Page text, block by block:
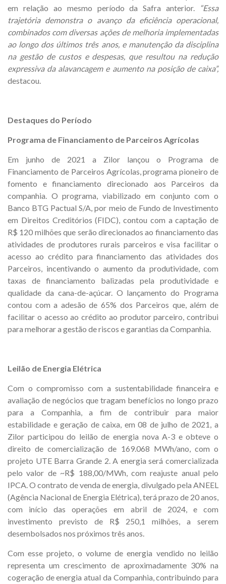
em relação ao mesmo período da Safra anterior.
“Essa
trajetória demonstra o avanço da eficiência operacional,
combinados com diversas ações de melhoria implementadas
ao longo dos últimos três anos, e manutenção da disciplina
na gestão de custos e despesas, que resultou na redução
expressiva da alavancagem e aumento na posição de caixa”,
destacou.
Destaques do Período
Programa de Financiamento de Parceiros Agrícolas
Em junho de 2021 a Zilor lançou o Programa de
Financiamento de Parceiros Agrícolas, programa pioneiro de
fomento e financiamento direcionado aos Parceiros da
companhia. O programa, viabilizado em conjunto com o
Banco BTG Pactual S/A, por meio de Fundo de Investimento
em Direitos Creditórios (FIDC), contou com a captação de
R$ 120 milhões que serão direcionados ao financiamento das
atividades de produtores rurais parceiros e visa facilitar o
acesso ao crédito para financiamento das atividades dos
Parceiros, incentivando o aumento da produtividade, com
taxas de financiamento balizadas pela produtividade e
qualidade da cana-de-açúcar. O lançamento do Programa
contou com a adesão de 65% dos Parceiros que, além de
facilitar o acesso ao crédito ao produtor parceiro, contribui
para melhorar a gestão de riscos e garantias da Companhia.
Leilão de Energia Elétrica
Com o compromisso com a sustentabilidade financeira e
avaliação de negócios que tragam benefícios no longo prazo
para a Companhia, a fim de contribuir para maior
estabilidade e geração de caixa, em 08 de julho de 2021, a
Zilor participou do leilão de energia nova A-3 e obteve o
direito de comercialização de 169.068 MWh/ano, com o
projeto UTE Barra Grande 2. A energia será comercializada
pelo valor de ~R$ 188,00/MWh, com reajuste anual pelo
IPCA. O contrato de venda de energia, divulgado pela ANEEL
(Agência Nacional de Energia Elétrica), terá prazo de 20 anos,
com início das operações em abril de 2024, e com
investimento previsto de R$ 250,1 milhões, a serem
desembolsados nos próximos três anos.
Com esse projeto, o volume de energia vendido no leilão
representa um crescimento de aproximadamente 30% na
cogeração de energia atual da Companhia, contribuindo para